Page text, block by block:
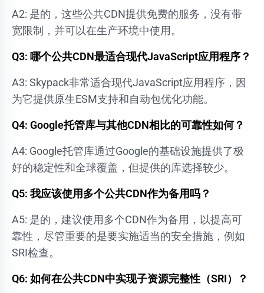
A2: 是的，这些公共CDN提供免费的服务，没有带
宽限制，并可以在生产环境中使用。
Q3: 哪个公共CDN最适合现代JavaScript应用程序？
A3: Skypack非常适合现代JavaScript应用程序，因
为它提供原生ESM支持和自动包优化功能。
Q4: Google托管库与其他CDN相比的可靠性如何？
A4: Google托管库通过Google的基础设施提供了极
好的稳定性和全球覆盖，但提供的库选择较少。
Q5: 我应该使用多个公共CDN作为备用吗？
A5: 是的，建议使用多个CDN作为备用，以提高可
靠性，尽管重要的是要实施适当的安全措施，例如
SRI检查。
Q6: 如何在公共CDN中实现子资源完整性（SRI）？